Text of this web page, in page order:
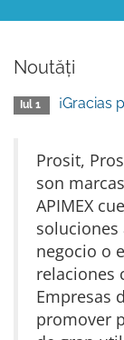
Noutăți
Iul 1 ¡Gracias
Prosit,
son
APIMEX
soluciones
negocio o
relaciones
Empresas
promover